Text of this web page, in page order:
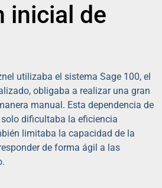
inicial de
utilizaba el sistema Sage 100, el
obligaba a realizar una gran
manual. Esta dependencia de
dificultaba la eficiencia
limitaba la capacidad de la
de forma ágil a las